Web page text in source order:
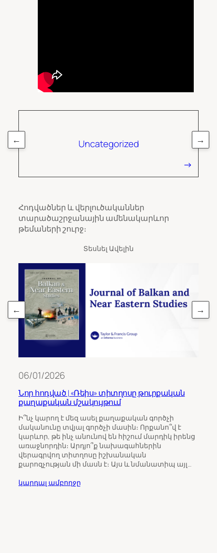
Uncategorized
← →
Հոդվածներ և վերլուծականներ
տարածաշրջանային ամենակարևոր
թեմաների շուրջ։
Տեսնել Ավելին
06/01/2026
Նոր հոդված | «Ռեիս» տիտղոսը թուրքական
քաղաքական մշակույթում
Ի՞նչ կարող է մեզ ասել քաղաքական գործչի
մականունը տվյալ գործչի մասին։ Որքանո՞վ է
կարևոր, թե ինչ անունով են հիշում մարդիկ իրենց
առաջնորդին։ Արդյո՞ք նախագահներին
վերագրվող տիտղոսը իշխանական
քարոզչության մի մասն է։ Այս և նմանատիպ այլ…
կարդալ ամբողջը
← →